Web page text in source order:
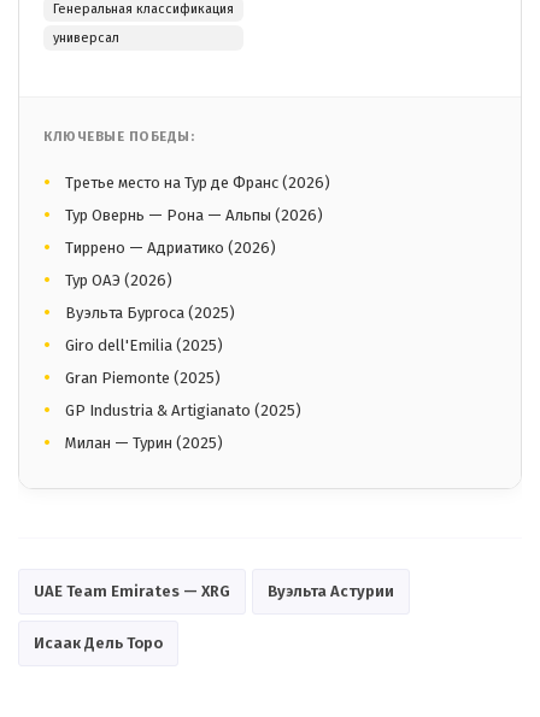
Генеральная классификация
универсал
КЛЮЧЕВЫЕ ПОБЕДЫ:
Третье место на Тур де Франс (2026)
Тур Овернь — Рона — Альпы (2026)
Тиррено — Адриатико (2026)
Тур ОАЭ (2026)
Вуэльта Бургоса (2025)
Giro dell'Emilia (2025)
Gran Piemonte (2025)
GP Industria & Artigianato (2025)
Милан — Турин (2025)
UAE Team Emirates — XRG Вуэльта Астурии
Исаак Дель Торо